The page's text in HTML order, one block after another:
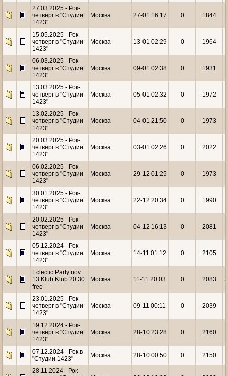
27.03.2025 - Рок-
четверг в "Студии
1423"
Москва 27-01 16:17 0 1844
15.05.2025 - Рок-
четверг в "Студии
1423"
Москва 13-01 02:29 0 1964
06.03.2025 - Рок-
четверг в "Студии
1423"
Москва 09-01 02:38 0 1931
13.03.2025 - Рок-
четверг в "Студии
1423"
Москва 05-01 02:32 0 1972
13.02.2025 - Рок-
четверг в "Студии
1423"
Москва 04-01 21:50 0 1973
20.03.2025 - Рок-
четверг в "Студии
1423"
Москва 03-01 02:26 0 2022
06.02.2025 - Рок-
четверг в "Студии
1423"
Москва 29-12 01:25 0 1973
30.01.2025 - Рок-
четверг в "Студии
1423"
Москва 22-12 20:34 0 1990
20.02.2025 - Рок-
четверг в "Студии
1423"
Москва 04-12 16:13 0 2081
05.12.2024 - Рок-
четверг в "Студии
1423"
Москва 14-11 01:12 0 2105
Eclectic Party nov
13 Klub Klub 20:30
free
Москва 11-11 20:03 0 2083
23.01.2025 - Рок-
четверг в "Студии
1423"
Москва 09-11 00:11 0 2039
19.12.2024 - Рок-
четверг в "Студии
1423"
Москва 28-10 23:28 0 2160
07.12.2024 - Рок в
"Студии 1423"
Москва 28-10 00:50 0 2150
28.11.2024 - Рок-